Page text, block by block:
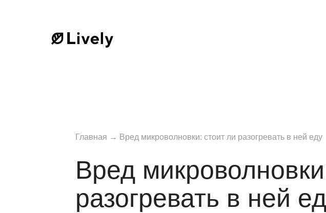
Главная → Вред микроволновки: стоит ли разогревать в ней еду
Вред
разогревать в ней